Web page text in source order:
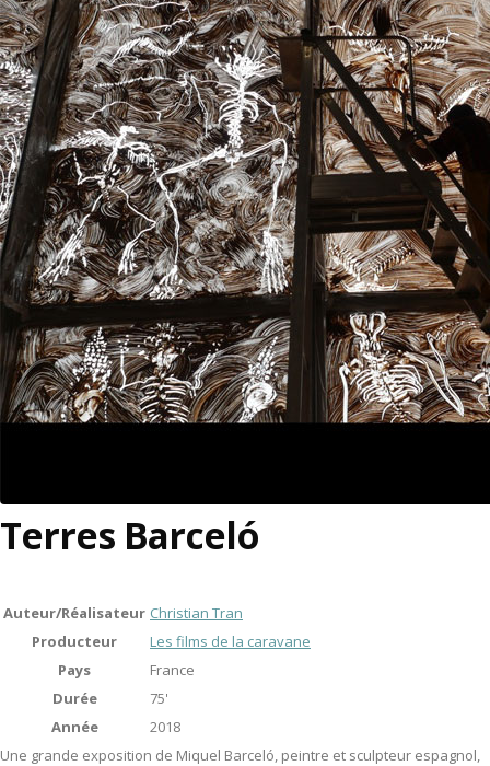
Terres Barceló
Auteur/Réalisateur Christian Tran
Producteur
Les films de la caravane
Pays
France
Durée
75'
Année
2018
Une grande exposition de Miquel Barceló, peintre et sculpteur espagnol,